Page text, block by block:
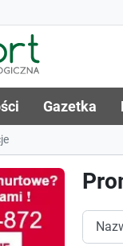
Gazetka